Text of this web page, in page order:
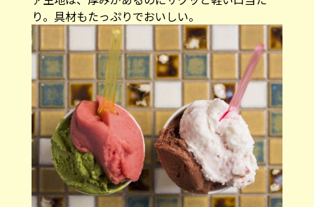
り。具材もたっぷりでおいしい。